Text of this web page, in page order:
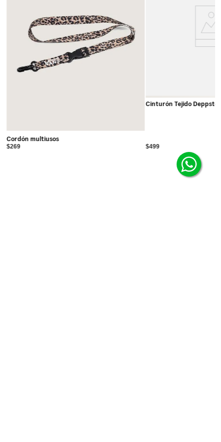
Cordón multiusos
$269
Cinturón Tejido Deppster
$499